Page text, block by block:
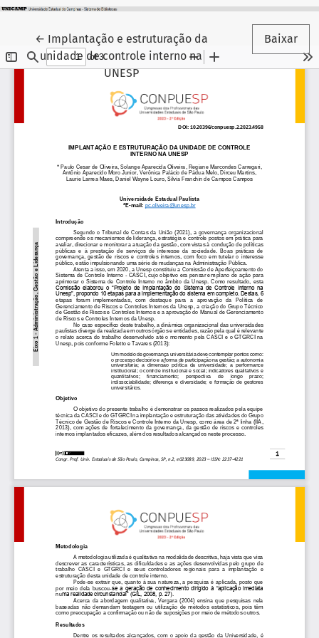
← Voltar aos Detalhes do Artigo
Implantação e estruturação da
unidade de controle interno na
UNESP
Baixar